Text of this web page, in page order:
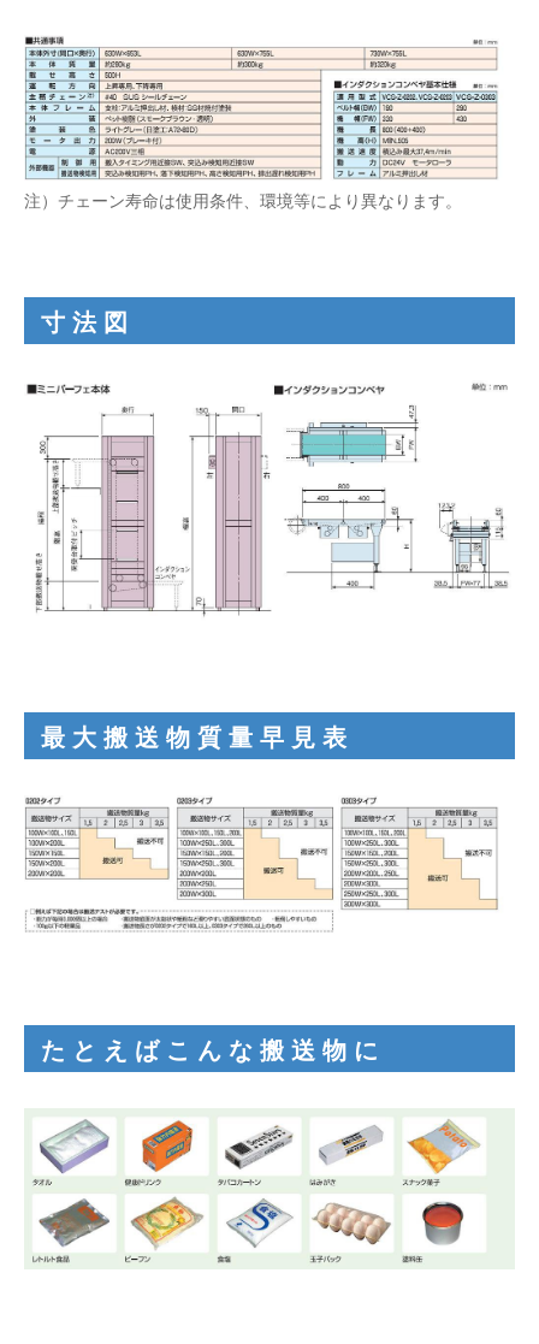
注）チェーン寿命は使用条件、環境等により異なります。
寸法図
最大搬送物質量早見表
たとえばこんな搬送物に